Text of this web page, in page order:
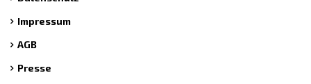
Impressum
AGB
Presse